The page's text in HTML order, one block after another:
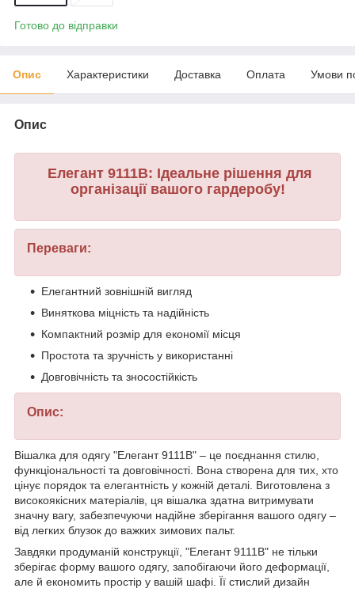
Готово до відправки
Опис Характеристики Доставка Оплата Умови
Опис
Елегант 9111B: Ідеальне рішення для
організації вашого гардеробу!
Переваги:
Елегантний зовнішній вигляд
Виняткова міцність та надійність
Компактний розмір для економії місця
Простота та зручність у використанні
Довговічність та зносостійкість
Опис:
Вішалка для одягу "Елегант 9111B" – це поєднання стилю,
функціональності та довговічності. Вона створена для тих, хто
цінує порядок та елегантність у кожній деталі. Виготовлена з
високоякісних матеріалів, ця вішалка здатна витримувати
значну вагу, забезпечуючи надійне зберігання вашого одягу –
від легких блузок до важких зимових пальт.
Завдяки продуманій конструкції, "Елегант 9111B" не тільки
зберігає форму вашого одягу, запобігаючи його деформації,
але й економить простір у вашій шафі. Її стислий дизайн